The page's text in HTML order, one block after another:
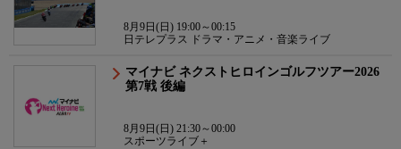
8月9日(日) 19:00～00:15
日テレプラス ドラマ・アニメ・音楽ライブ
マイナビ ネクストヒロインゴルフツアー2026
第7戦 後編
8月9日(日) 21:30～00:00
スポーツライブ＋